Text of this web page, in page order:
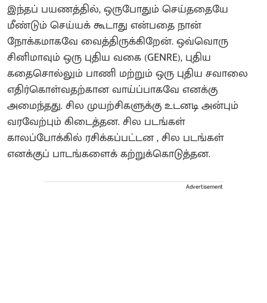
​இந்தப் பயணத்தில், ஒருபோதும் செய்ததையே
மீண்டும் செய்யக் கூடாது என்பதை நான்
நோக்கமாகவே வைத்திருக்கிறேன். ஒவ்வொரு
சினிமாவும் ஒரு புதிய வகை (GENRE), புதிய
கதைசொல்லும் பாணி மற்றும் ஒரு புதிய சவாலை
எதிர்கொள்வதற்கான வாய்ப்பாகவே எனக்கு
அமைந்தது. சில முயற்சிகளுக்கு உடனடி அன்பும்
வரவேற்பும் கிடைத்தன. சில படங்கள்
காலப்போக்கில் ரசிக்கப்பட்டன , சில படங்கள்
எனக்குப் பாடங்களைக் கற்றுக்கொடுத்தன.
Advertisement